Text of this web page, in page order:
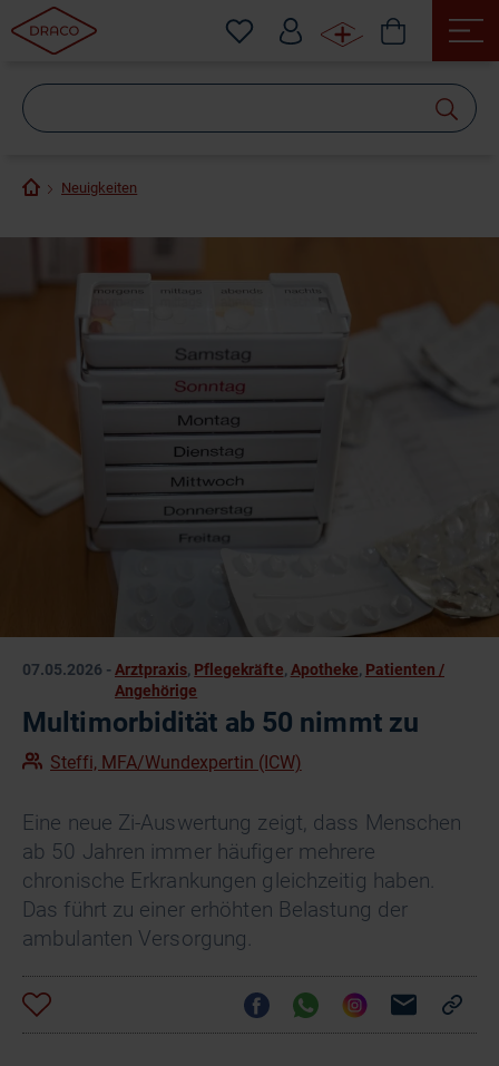
Neuigkeiten
07.05.2026 -Arztpraxis, Pflegekräfte, Apotheke, Patienten /
Angehörige
Multimorbidität ab 50 nimmt zu
Steffi, MFA/Wundexpertin (ICW)
Eine neue Zi-Auswertung zeigt, dass Menschen
ab 50 Jahren immer häufiger mehrere
chronische Erkrankungen gleichzeitig haben.
Das führt zu einer erhöhten Belastung der
ambulanten Versorgung.
suchen